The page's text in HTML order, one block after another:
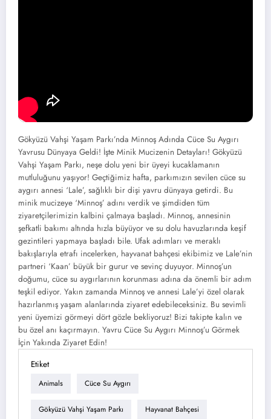
Gökyüzü Vahşi Yaşam Parkı’nda Minnoş Adında Cüce Su Aygırı
Yavrusu Dünyaya Geldi! İşte Minik Mucizenin Detayları! Gökyüzü
Vahşi Yaşam Parkı, neşe dolu yeni bir üyeyi kucaklamanın
mutluluğunu yaşıyor! Geçtiğimiz hafta, parkımızın sevilen cüce su
aygırı annesi ‘Lale’, sağlıklı bir dişi yavru dünyaya getirdi. Bu
minik mucizeye ‘Minnoş’ adını verdik ve şimdiden tüm
ziyaretçilerimizin kalbini çalmaya başladı. Minnoş, annesinin
şefkatli bakımı altında hızla büyüyor ve su dolu havuzlarında keşif
gezintileri yapmaya başladı bile. Ufak adımları ve meraklı
bakışlarıyla etrafı incelerken, hayvanat bahçesi ekibimiz ve Lale’nin
partneri ‘Kaan’ büyük bir gurur ve sevinç duyuyor. Minnoş’un
doğumu, cüce su aygırlarının korunması adına da önemli bir adım
teşkil ediyor. Yakın zamanda Minnoş ve annesi Lale’yi özel olarak
hazırlanmış yaşam alanlarında ziyaret edebileceksiniz. Bu sevimli
yeni üyemizi görmeyi dört gözle bekliyoruz! Bizi takipte kalın ve
bu özel anı kaçırmayın. Yavru Cüce Su Aygırı Minnoş’u Görmek
İçin Yakında Ziyaret Edin!
Etiket
Animals Cüce Su Aygırı
Gökyüzü Vahşi Yaşam Parkı Hayvanat Bahçesi